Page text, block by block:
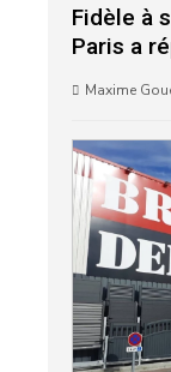
Fidèle à
Paris a
Maxime